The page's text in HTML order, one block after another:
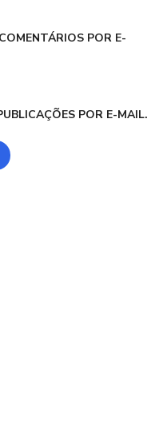
POR E-
POR E-MAIL.